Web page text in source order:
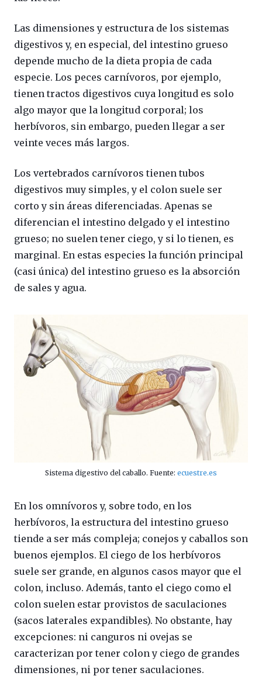
Las dimensiones y estructura de los sistemas
digestivos y, en especial, del intestino grueso
depende mucho de la dieta propia de cada
especie. Los peces carnívoros, por ejemplo,
tienen tractos digestivos cuya longitud es solo
algo mayor que la longitud corporal; los
herbívoros, sin embargo, pueden llegar a ser
veinte veces más largos.
Los vertebrados carnívoros tienen tubos
digestivos muy simples, y el colon suele ser
corto y sin áreas diferenciadas. Apenas se
diferencian el intestino delgado y el intestino
grueso; no suelen tener ciego, y si lo tienen, es
marginal. En estas especies la función principal
(casi única) del intestino grueso es la absorción
de sales y agua.
Sistema digestivo del caballo. Fuente: ecuestre.es
En los omnívoros y, sobre todo, en los
herbívoros, la estructura del intestino grueso
tiende a ser más compleja; conejos y caballos son
buenos ejemplos. El ciego de los herbívoros
suele ser grande, en algunos casos mayor que el
colon, incluso. Además, tanto el ciego como el
colon suelen estar provistos de saculaciones
(sacos laterales expandibles). No obstante, hay
excepciones: ni canguros ni ovejas se
caracterizan por tener colon y ciego de grandes
dimensiones, ni por tener saculaciones.